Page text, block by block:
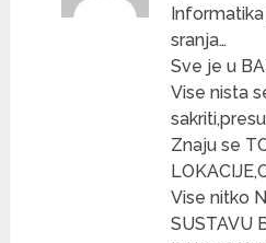
sranja…
Sve je u
Vise nista
Znaju se
Vise nitko
SUSTAVU